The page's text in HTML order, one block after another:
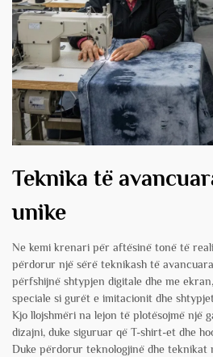
Teknika të
unike
Ne kemi krenari për aftësinë tonë të
përdorur një sërë teknikash të
përfshijnë shtypjen digitale dhe me
speciale si gurët e imitacionit dhe
Kjo llojshmëri na lejon të plotësojmë një
dizajni, duke siguruar që T-shirt-et dhe
Duke përdorur teknologjinë dhe teknikat